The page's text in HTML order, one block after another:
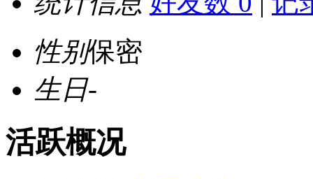
性别保密
生日-
活跃概况